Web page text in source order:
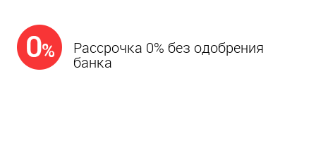
Рассрочка 0% без одобрения
банка